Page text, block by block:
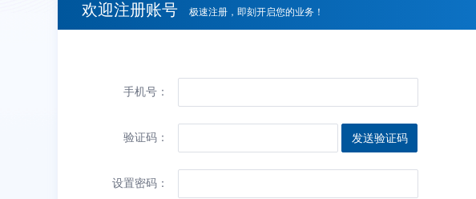
欢迎注册账号 极速注册，即刻开启您的业务！
手机号：
验证码： 发送验证码
设置密码：